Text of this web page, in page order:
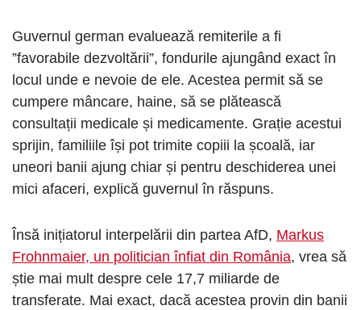
Guvernul german evaluează remiterile a fi
”favorabile dezvoltării”, fondurile ajungând exact în
locul unde e nevoie de ele. Acestea permit să se
cumpere mâncare, haine, să se plătească
consultații medicale și medicamente. Grație acestui
sprijin, familiile își pot trimite copiii la școală, iar
uneori banii ajung chiar și pentru deschiderea unei
mici afaceri, explică guvernul în răspuns.
Însă inițiatorul interpelării din partea AfD, Markus
Frohnmaier, un politician înfiat din România, vrea să
știe mai mult despre cele 17,7 miliarde de
transferate. Mai exact, dacă acestea provin din banii